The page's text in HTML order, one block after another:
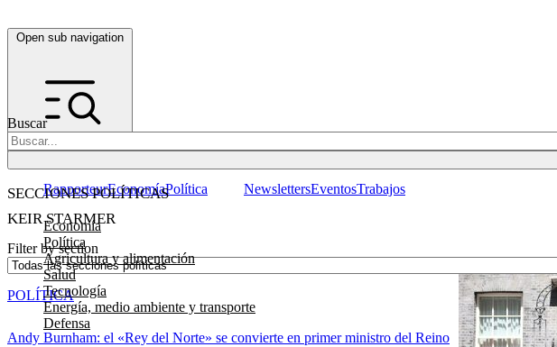
Open sub navigation
Buscar
SECCIONES POLÍTICAS
Economía
Política
Agricultura y alimentación
Salud
Tecnología
Energía, medio ambiente y transporte
Defensa
RapporteurEconomíaPolítica NewslettersEventosTrabajos
KEIR STARMER
Filter by section
Andy Burnham: el «Rey del Norte» se convierte en primer ministro del Reino
POLÍTICA